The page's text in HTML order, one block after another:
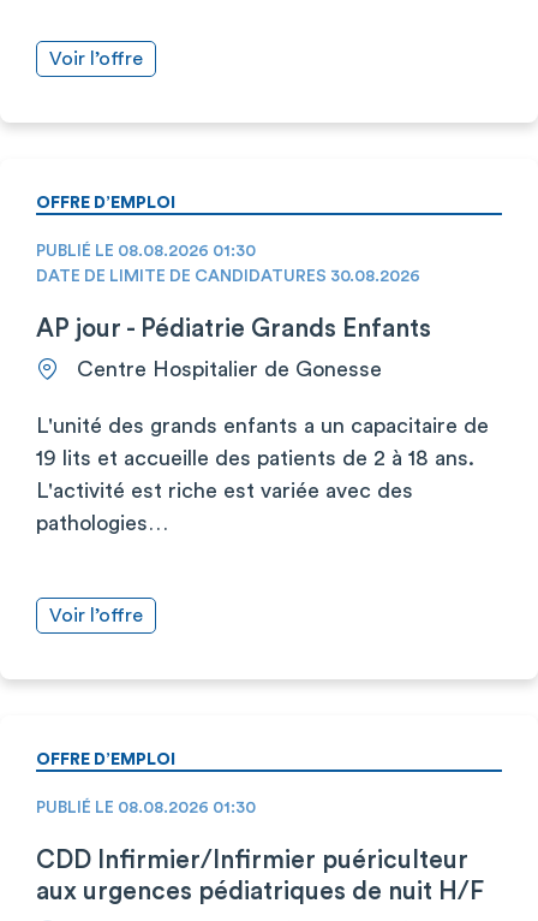
Voir l’offre
OFFRE D’EMPLOI
PUBLIÉ LE 08.08.2026 01:30
DATE DE LIMITE DE CANDIDATURES 30.08.2026
AP jour - Pédiatrie Grands Enfants
Centre Hospitalier de Gonesse
L'unité des grands enfants a un capacitaire de
19 lits et accueille des patients de 2 à 18 ans.
L'activité est riche est variée avec des
pathologies…
Voir l’offre
OFFRE D’EMPLOI
PUBLIÉ LE 08.08.2026 01:30
CDD Infirmier/Infirmier puériculteur
aux urgences pédiatriques de nuit H/F